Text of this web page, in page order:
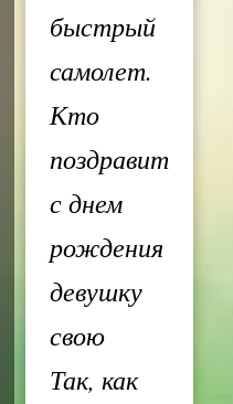
быстрый
самолет.
Кто
поздравит
с днем
рождения
девушку
свою
Так, как